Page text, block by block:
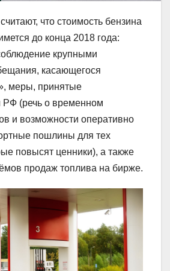
что стоимость бензина
до конца 2018 года:
крупными
касающегося
меры, принятые
РФ (речь о временном
и возможности оперативно
пошлины для тех
повысят ценники), а также
продаж топлива на бирже.